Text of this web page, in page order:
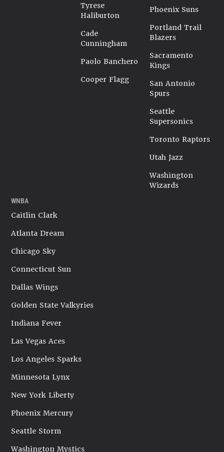
Tyrese
Haliburton
Cade
Cunningham
Paolo Banchero
Cooper Flagg
Phoenix Suns
Portland Trail
Blazers
Sacramento
Kings
San Antonio
Spurs
Seattle
Supersonics
Toronto Raptors
Utah Jazz
Washington
Wizards
WNBA
Caitlin Clark
Atlanta Dream
Chicago Sky
Connecticut Sun
Dallas Wings
Golden State Valkyries
Indiana Fever
Las Vegas Aces
Los Angeles Sparks
Minnesota Lynx
New York Liberty
Phoenix Mercury
Seattle Storm
Washington Mystics